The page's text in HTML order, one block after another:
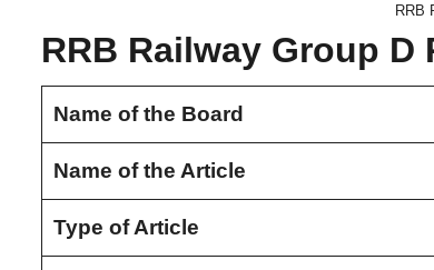
RRB
RRB Railway Group D
Name of the Board
Name of the Article
Type of Article